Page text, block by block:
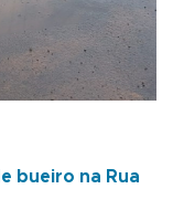
bueiro na Rua